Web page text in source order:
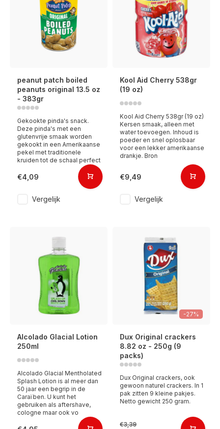
peanut patch boiled
peanuts original 13.5 oz
- 383gr
Gekookte pinda's snack.
Deze pinda's met een
glutenvrije smaak worden
gekookt in een Amerikaanse
pekel met traditionele
kruiden tot de schaal perfect
€4,09
Vergelijk
Kool Aid Cherry 538gr
(19 oz)
Kool Aid Cherry 538gr (19 oz)
Kersen smaak, alleen met
water toevoegen. Inhoud is
poeder en snel oplosbaar
voor een lekker amerikaanse
drankje. Bron
€9,49
Vergelijk
Alcolado Glacial Lotion
250ml
Alcolado Glacial Mentholated
Splash Lotion is al meer dan
50 jaar een begrip in de
Caraïben. U kunt het
gebruiken als aftershave,
cologne maar ook vo
-27%
Dux Original crackers
8.82 oz - 250g (9
packs)
Dux Original crackers, ook
gewoon naturel crackers. In 1
pak zitten 9 kleine pakjes.
Netto gewicht 250 gram.
€3,39